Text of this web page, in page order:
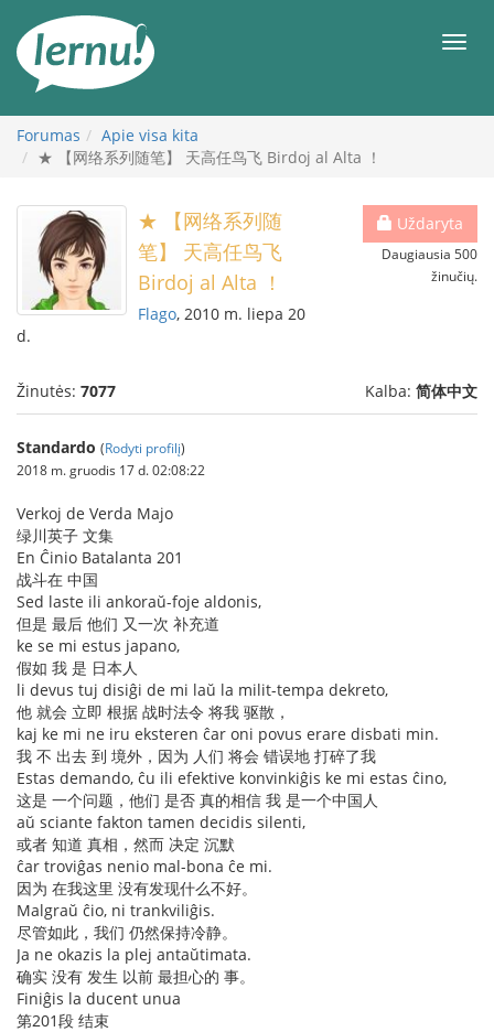
turinį
Forumas
Apie visa kita
★ 【网络系列随笔】 天高任鸟飞 Birdoj al Alta ！
Uždaryta
Daugiausia 500
žinučių.
★ 【网络系列随
笔】 天高任鸟飞
Birdoj al Alta ！
Flago, 2010 m. liepa 20
d.
Žinutės: 7077 Kalba: 简体中文
Standardo (Rodyti profilį)
2018 m. gruodis 17 d. 02:08:22
Verkoj de Verda Majo
绿川英子 文集
En Ĉinio Batalanta 201
战斗在 中国
Sed laste ili ankoraŭ-foje aldonis,
但是 最后 他们 又一次 补充道
ke se mi estus japano,
假如 我 是 日本人
li devus tuj disiĝi de mi laŭ la milit-tempa dekreto,
他 就会 立即 根据 战时法令 将我 驱散，
kaj ke mi ne iru eksteren ĉar oni povus erare disbati min.
我 不 出去 到 境外，因为 人们 将会 错误地 打碎了我
Estas demando, ĉu ili efektive konvinkiĝis ke mi estas ĉino,
这是 一个问题，他们 是否 真的相信 我 是一个中国人
aŭ sciante fakton tamen decidis silenti,
或者 知道 真相，然而 决定 沉默
ĉar troviĝas nenio mal-bona ĉe mi.
因为 在我这里 没有发现什么不好。
Malgraŭ ĉio, ni trankviliĝis.
尽管如此，我们 仍然保持冷静。
Ja ne okazis la plej antaŭtimata.
确实 没有 发生 以前 最担心的 事。
Finiĝis la ducent unua
第201段 结束